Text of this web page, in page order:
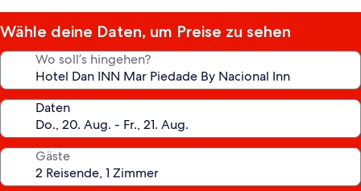
Wähle deine Daten, um Preise zu sehen
Wo soll’s hingehen?
Daten
Gäste